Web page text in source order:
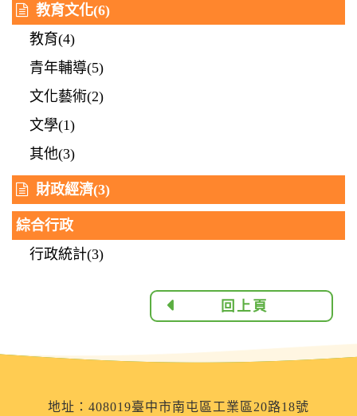
教育文化(6)
教育(4)
青年輔導(5)
文化藝術(2)
文學(1)
其他(3)
財政經濟(3)
綜合行政
行政統計(3)
回上頁
地址：408019臺中市南屯區工業區20路18號